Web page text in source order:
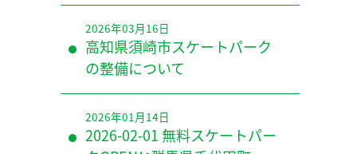
2026年03月16日
高知県須崎市スケートパーク
の整備について
2026年01月14日
2026-02-01 無料スケートパー